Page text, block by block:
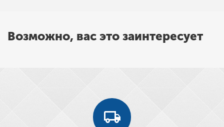
Возможно, вас это заинтересует